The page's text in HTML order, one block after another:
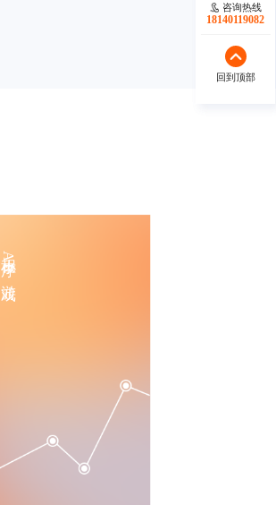
小程序AR游戏
咨询热线
17723342546
回到顶部
咨询热线
18140119082
回到顶部